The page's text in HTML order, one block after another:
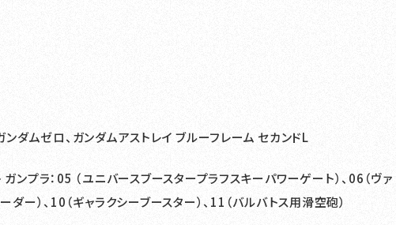
ガンダムゼロ、ガンダムアストレイ ブルーフレーム セカンドL
ガンプラ：05 （ユニバースブースタープラフスキーパワーゲート）、06（ヴァ
ダー）、10（ギャラクシーブースター）、11（バルバトス用滑空砲）